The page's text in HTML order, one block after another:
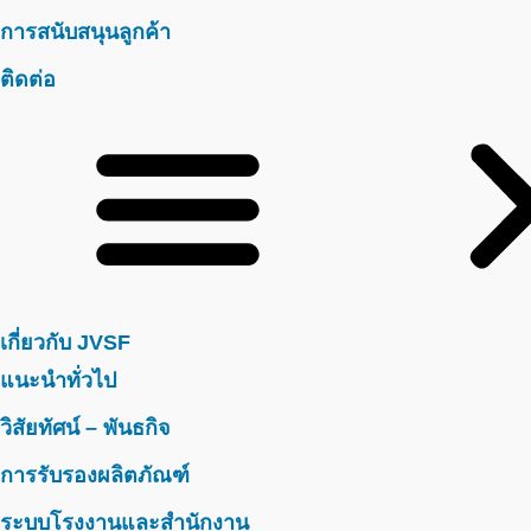
การสนับสนุนลูกค้า
ติดต่อ
เกี่ยวกับ JVSF
แนะนำทั่วไป
วิสัยทัศน์ – พันธกิจ
การรับรองผลิตภัณฑ์
ระบบโรงงานและสำนักงาน